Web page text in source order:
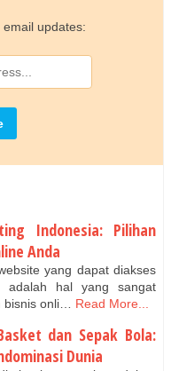
updates:
Indonesia: Pilihan
Anda
yang dapat diakses
adalah hal yang sangat
onli…
Read More...
dan Sepak Bola:
Dunia